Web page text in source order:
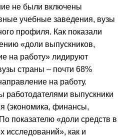
не были включены
учебные заведения, вузы
профиля. Как показали
«доли выпускников,
на работу» лидируют
страны – почти 68%
на работу.
работодателями выпускники
(экономика, финансы,
показателю «доли средств в
исследований», как и